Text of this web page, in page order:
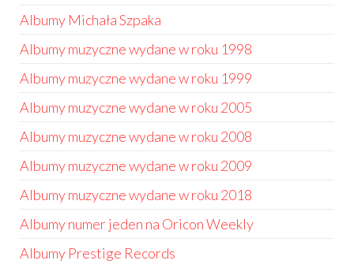
Albumy Michała Szpaka
Albumy muzyczne wydane w roku 1998
Albumy muzyczne wydane w roku 1999
Albumy muzyczne wydane w roku 2005
Albumy muzyczne wydane w roku 2008
Albumy muzyczne wydane w roku 2009
Albumy muzyczne wydane w roku 2018
Albumy numer jeden na Oricon Weekly
Albumy Prestige Records